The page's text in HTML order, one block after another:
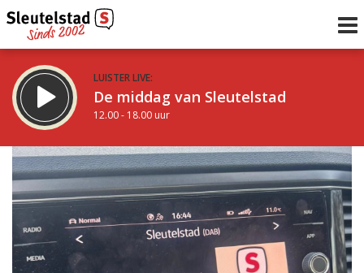
LUISTER LIVE:
De middag van Sleutelstad
12.00 - 18.00 uur
STRAKS:
De avond van Sleutelstad
18.00 - 21.00 uur
Vorig uur
uur 1 van 0 Volgend uur